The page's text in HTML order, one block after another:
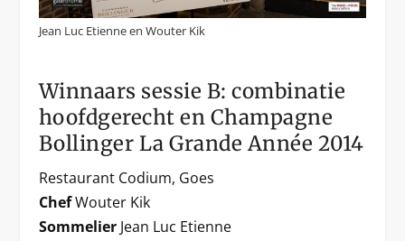
Jean Luc Etienne en Wouter Kik
Winnaars sessie B: combinatie
hoofdgerecht en Champagne
Bollinger La Grande Année 2014
Restaurant Codium, Goes
ChefWouter Kik
SommelierJean Luc Etienne